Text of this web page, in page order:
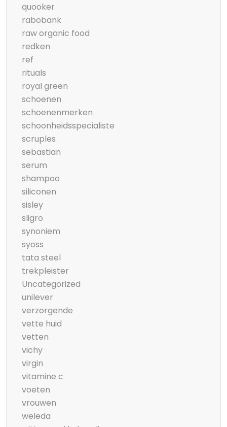
quooker
rabobank
raw organic food
redken
ref
rituals
royal green
schoenen
schoenenmerken
schoonheidsspecialiste
scruples
sebastian
serum
shampoo
siliconen
sisley
sligro
synoniem
syoss
tata steel
trekpleister
Uncategorized
unilever
verzorgende
vette huid
vetten
vichy
virgin
vitamine c
voeten
vrouwen
weleda